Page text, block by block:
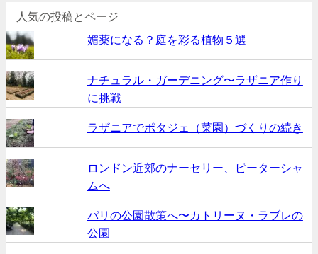
人気の投稿とページ
媚薬になる？庭を彩る植物５選
ナチュラル・ガーデニング〜ラザニア作り
に挑戦
ラザニアでポタジェ（菜園）づくりの続き
ロンドン近郊のナーセリー、ピーターシャ
ムへ
パリの公園散策へ〜カトリーヌ・ラブレの
公園